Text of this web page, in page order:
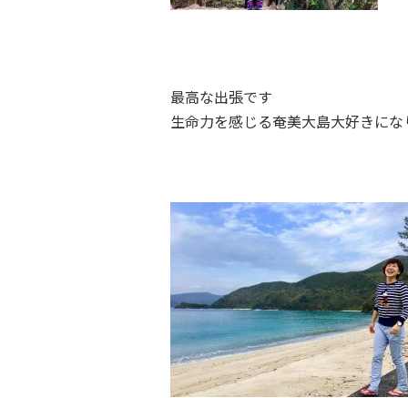
最高な出張です
生命力を感じる奄美大島大好きにな